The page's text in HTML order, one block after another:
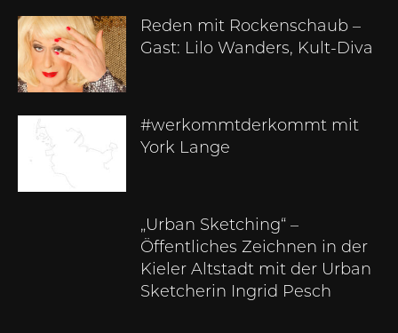
Reden mit Rockenschaub –
Gast: Lilo Wanders, Kult-Diva
#werkommtderkommt mit
York Lange
„Urban Sketching“ –
Öffentliches Zeichnen in der
Kieler Altstadt mit der Urban
Sketcherin Ingrid Pesch